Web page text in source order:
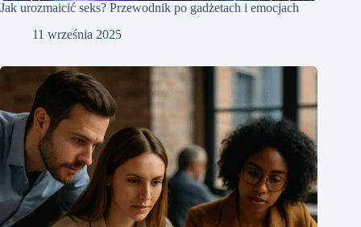
Jak urozmaicić seks? Przewodnik po gadżetach i emocjach
11 września 2025